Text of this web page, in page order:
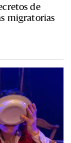
de
migratorias